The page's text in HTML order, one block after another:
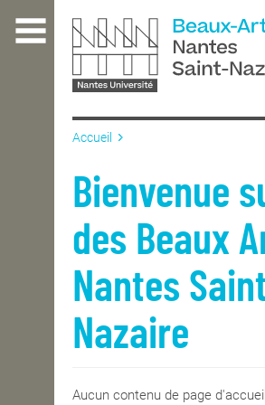
contenu
L'ÉCOLE
ENSEIGNEMENT
INTERNATIONAL
Accueil
Bienvenue
des Beaux
Nantes
Nazaire
Aucun contenu de page